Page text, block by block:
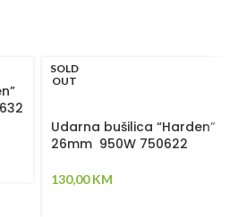
SOLD
OUT
Udarna bušilica “Harden”
26mm 950W 750622
130,00KM